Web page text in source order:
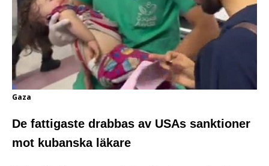
Gaza
De fattigaste drabbas av USAs sanktioner
mot kubanska läkare